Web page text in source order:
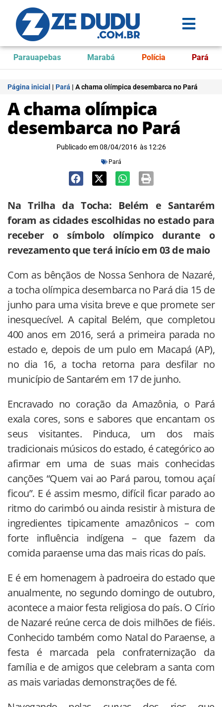
Parauapebas Marabá Polícia Pará
Página inicial | Pará | A chama olímpica desembarca no Pará
A chama olímpica
desembarca no Pará
Publicado em 08/04/2016 às 12:26
Pará
Na Trilha da Tocha: Belém e Santarém
foram as cidades escolhidas no estado para
receber o símbolo olímpico durante o
revezamento que terá início em 03 de maio
Com as bênçãos de Nossa Senhora de Nazaré,
a tocha olímpica desembarca no Pará dia 15 de
junho para uma visita breve e que promete ser
inesquecível. A capital Belém, que completou
400 anos em 2016, será a primeira parada no
estado e, depois de um pulo em Macapá (AP),
no dia 16, a tocha retorna para desfilar no
município de Santarém em 17 de junho.
Encravado no coração da Amazônia, o Pará
exala cores, sons e sabores que encantam os
seus visitantes. Pinduca, um dos mais
tradicionais músicos do estado, é categórico ao
afirmar em uma de suas mais conhecidas
canções “Quem vai ao Pará parou, tomou açaí
ficou”. E é assim mesmo, difícil ficar parado ao
ritmo do carimbó ou ainda resistir à mistura de
ingredientes tipicamente amazônicos – com
forte influência indígena – que fazem da
comida paraense uma das mais ricas do país.
E é em homenagem à padroeira do estado que
anualmente, no segundo domingo de outubro,
acontece a maior festa religiosa do país. O Círio
de Nazaré reúne cerca de dois milhões de fiéis.
Conhecido também como Natal do Paraense, a
festa é marcada pela confraternização da
família e de amigos que celebram a santa com
as mais variadas demonstrações de fé.